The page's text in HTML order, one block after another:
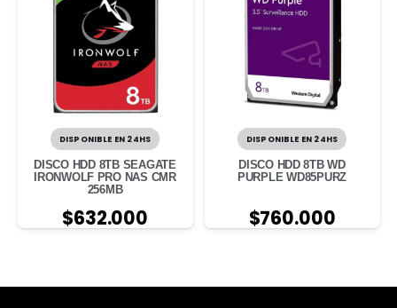
DISPONIBLE EN 24HS
DISCO HDD 8TB SEAGATE
IRONWOLF PRO NAS CMR
256MB
$632.000
DISPONIBLE EN 24HS
DISCO HDD 8TB WD
PURPLE WD85PURZ
$760.000